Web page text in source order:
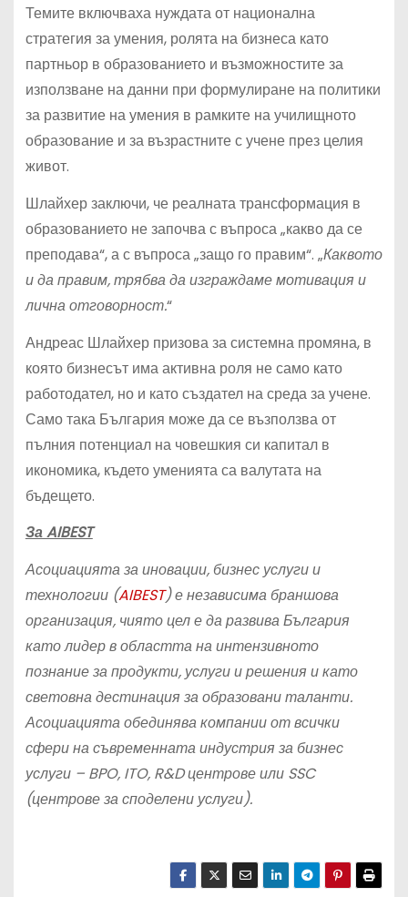
Темите включваха нуждата от национална
стратегия за умения, ролята на бизнеса като
партньор в образованието и възможностите за
използване на данни при формулиране на политики
за развитие на умения в рамките на училищното
образование и за възрастните с учене през целия
живот.
Шлайхер заключи, че реалната трансформация в
образованието не започва с въпроса „какво да се
преподава“, а с въпроса „защо го правим“. „Каквото
и да правим, трябва да изграждаме мотивация и
лична отговорност.“
Андреас Шлайхер призова за системна промяна, в
която бизнесът има активна роля не само като
работодател, но и като създател на среда за учене.
Само така България може да се възползва от
пълния потенциал на човешкия си капитал в
икономика, където уменията са валутата на
бъдещето.
За AIBEST
Асоциацията за иновации, бизнес услуги и
технологии (AIBEST) е независима браншова
организация, чиято цел е да развива България
като лидер в областта на интензивното
познание за продукти, услуги и решения и като
световна дестинация за образовани таланти.
Асоциацията обединява компании от всички
сфери на съвременната индустрия за бизнес
услуги – BPO, ITO, R&D центрове или SSC
(центрове за споделени услуги).